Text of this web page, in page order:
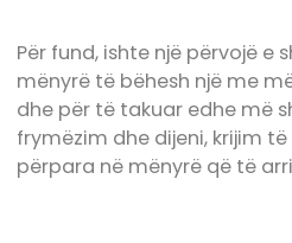
Për fund, ishte një përvojë e
mënyrë të bëhesh një me
dhe për të takuar edhe më
frymëzim dhe dijeni, krijim
përpara në mënyrë që të